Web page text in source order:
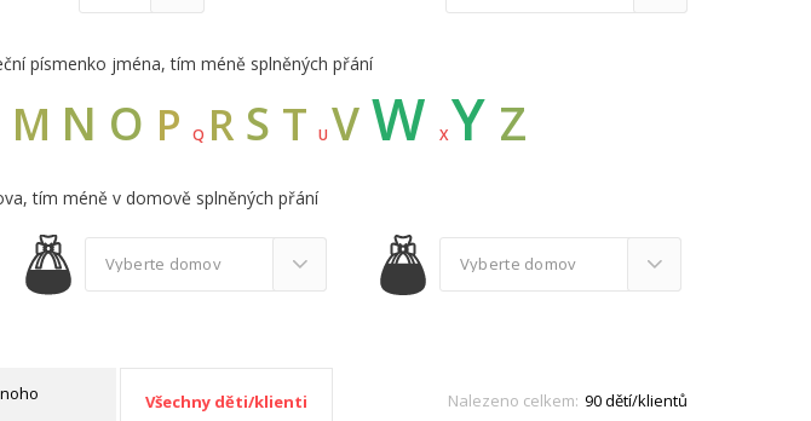
písmenko jména, tím méně splněných přání
M N O P Q R S T U VW XY Z
tím méně v domově splněných přání
Všechny děti/klienti Nalezeno celkem: 90 dětí/klientů